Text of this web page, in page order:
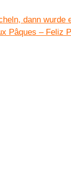
dann wurde
Pâques – Feliz